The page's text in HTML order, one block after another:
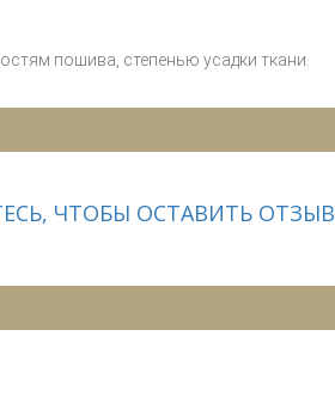
пошива, степенью усадки ткани.
ЧТОБЫ ОСТАВИТЬ ОТЗЫВ